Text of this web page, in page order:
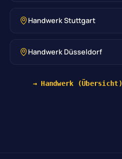
Handwerk Stuttgart
Handwerk Düsseldorf
→ Handwerk (Übersicht)